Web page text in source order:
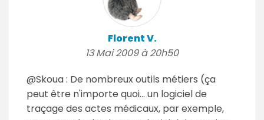
Florent V.
13 Mai 2009 à 20h50
@Skoua : De nombreux outils métiers (ça
peut être n'importe quoi… un logiciel de
traçage des actes médicaux, par exemple,